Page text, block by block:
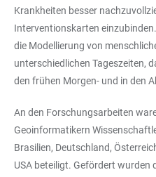
Krankheiten besser
Interventionskarten
die Modellierung von
unterschiedlichen Tageszeiten,
den frühen Morgen- und in den
An den Forschungsarbeiten
Geoinformatikern
Brasilien, Deutschland,
USA beteiligt. Gefördert wurden